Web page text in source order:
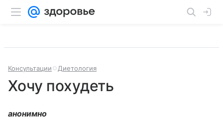
Консультации Диетология
Хочу похудеть
анонимно